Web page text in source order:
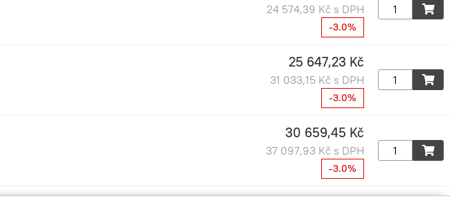
24 574,39 Kč s DPH
-3.0%
25 647,23 Kč
31 033,15 Kč s DPH
-3.0%
30 659,45 Kč
37 097,93 Kč s DPH
-3.0%